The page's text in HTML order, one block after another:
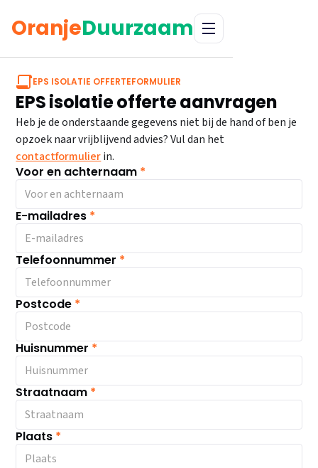
OranjeDuurzaam
EPS ISOLATIE OFFERTEFORMULIER
EPS isolatie offerte aanvragen
Heb je de onderstaande gegevens niet bij de hand of ben je
opzoek naar vrijblijvend advies? Vul dan het
contactformulierin.
Voor en achternaam *
E-mailadres *
Telefoonnummer *
Postcode *
Huisnummer *
Straatnaam *
Plaats *